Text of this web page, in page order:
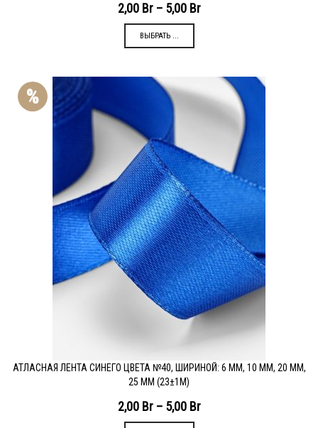
2,00 Br– 5,00 Br
ВЫБРАТЬ ...
%
АТЛАСНАЯ ЛЕНТА СИНЕГО ЦВЕТА №40, ШИРИНОЙ: 6 ММ, 10 ММ, 20 ММ,
25 ММ (23±1М)
2,00 Br– 5,00 Br